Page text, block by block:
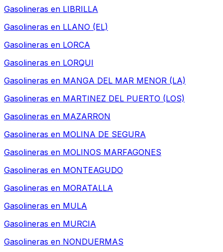
Gasolineras en LIBRILLA
Gasolineras en LLANO (EL)
Gasolineras en LORCA
Gasolineras en LORQUI
Gasolineras en MANGA DEL MAR MENOR (LA)
Gasolineras en MARTINEZ DEL PUERTO (LOS)
Gasolineras en MAZARRON
Gasolineras en MOLINA DE SEGURA
Gasolineras en MOLINOS MARFAGONES
Gasolineras en MONTEAGUDO
Gasolineras en MORATALLA
Gasolineras en MULA
Gasolineras en MURCIA
Gasolineras en NONDUERMAS